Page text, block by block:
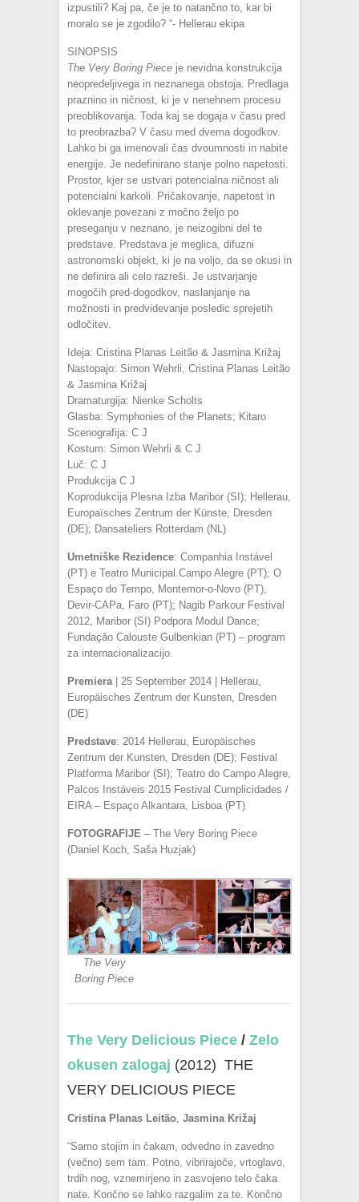
izpustili? Kaj pa, če je to natančno to, kar bi
moralo se je zgodilo? “- Hellerau ekipa
SINOPSIS
The Very Boring Piece je nevidna konstrukcija
neopredeljivega in neznanega obstoja. Predlaga
praznino in ničnost, ki je v nenehnem procesu
preoblikovanja. Toda kaj se dogaja v času pred
to preobrazba? V času med dvema dogodkov.
Lahko bi ga imenovali čas dvoumnosti in nabite
energije. Je nedefinirano stanje polno napetosti.
Prostor, kjer se ustvari potencialna ničnost ali
potencialni karkoli. Pričakovanje, napetost in
oklevanje povezani z močno željo po
preseganju v neznano, je neizogibni del te
predstave. Predstava je meglica, difuzni
astronomski objekt, ki je na voljo, da se okusi in
ne definira ali celo razreši. Je ustvarjanje
mogočih pred-dogodkov, naslanjanje na
možnosti in predvidevanje posledic sprejetih
odločitev.
Ideja: Cristina Planas Leitão & Jasmina Križaj
Nastopajo: Simon Wehrli, Cristina Planas Leitão
& Jasmina Križaj
Dramaturgija: Nienke Scholts
Glasba: Symphonies of the Planets; Kitaro
Scenografija: C J
Kostum: Simon Wehrli & C J
Luč: C J
Produkcija C J
Koprodukcija Plesna Izba Maribor (SI); Hellerau,
Europaïsches Zentrum der Künste, Dresden
(DE); Dansateliers Rotterdam (NL)
Umetniške Rezidence: Companhia Instável
(PT) e Teatro Municipal.Campo Alegre (PT); O
Espaço do Tempo, Montemor-o-Novo (PT),
Devir-CAPa, Faro (PT); Nagib Parkour Festival
2012, Maribor (SI) Podpora Modul Dance;
Fundação Calouste Gulbenkian (PT) – program
za internacionalizacijo.
Premiera | 25 September 2014 | Hellerau,
Europäisches Zentrum der Kunsten, Dresden
(DE)
Predstave: 2014 Hellerau, Europäisches
Zentrum der Kunsten, Dresden (DE); Festival
Platforma Maribor (SI); Teatro do Campo Alegre,
Palcos Instáveis 2015 Festival Cumplicidades /
EIRA – Espaço Alkantara, Lisboa (PT)
FOTOGRAFIJE – The Very Boring Piece
(Daniel Koch, Saša Huzjak)
The Very
Boring Piece
The Very Delicious Piece / Zelo
okusen zalogaj (2012) THE
VERY DELICIOUS PIECE
Cristina Planas Leitão, Jasmina Križaj
“Samo stojim in čakam, odvedno in zavedno
(večno) sem tam. Potno, vibrirajoče, vrtoglavo,
trdih nog, vznemirjeno in zasvojeno telo čaka
nate. Končno se lahko razgalim za te. Končno